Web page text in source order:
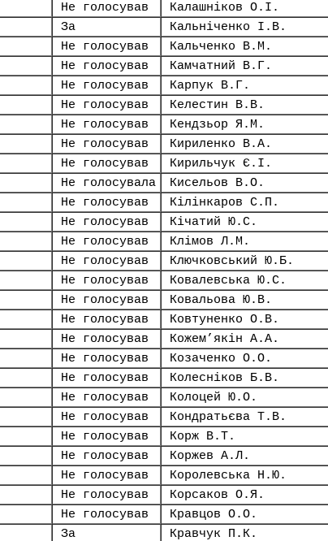
Не голосував Калашніков О.І.
За Кальніченко І.В.
Не голосував Кальченко В.М.
Не голосував Камчатний В.Г.
Не голосував Карпук В.Г.
Не голосував Келестин В.В.
Не голосував Кендзьор Я.М.
Не голосував Кириленко В.А.
Не голосував Кирильчук Є.І.
Не голосувала Кисельов В.О.
Не голосував Кілінкаров С.П.
Не голосував Кічатий Ю.С.
Не голосував Клімов Л.М.
Не голосував Ключковський Ю.Б.
Не голосував Ковалевська Ю.С.
Не голосував Ковальова Ю.В.
Не голосував Ковтуненко О.В.
Не голосував Кожем’якін А.А.
Не голосував Козаченко О.О.
Не голосував Колесніков Б.В.
Не голосував Колоцей Ю.О.
Не голосував Кондратьєва Т.В.
Не голосував Корж В.Т.
Не голосував Коржев А.Л.
Не голосував Королевська Н.Ю.
Не голосував Корсаков О.Я.
Не голосував Кравцов О.О.
За Кравчук П.К.